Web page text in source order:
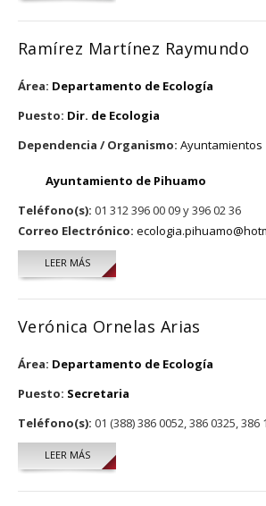
Ramírez Martínez Raymundo
Área: Departamento de Ecología
Puesto: Dir. de Ecologia
Dependencia / Organismo: Ayuntamientos
Ayuntamiento de Pihuamo
Teléfono(s): 01 312 396 00 09 y 396 02 36
Correo Electrónico:
LEER MÁSSOBRE RAMÍREZ MARTÍNEZ
Verónica Ornelas Arias
Área: Departamento de Ecología
Puesto: Secretaria
Teléfono(s): 01 (388) 386 0052, 386 0325, 386
LEER MÁSSOBRE VERÓNICA ORNELAS ARIAS